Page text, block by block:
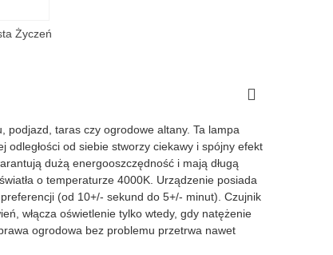
Życzeń
podjazd, taras czy ogrodowe altany. Ta lampa
od siebie stworzy ciekawy i spójny efekt
dużą energooszczędność i mają długą
o temperaturze 4000K. Urządzenie posiada
(od 10+/- sekund do 5+/- minut). Czujnik
włącza oświetlenie tylko wtedy, gdy natężenie
ogrodowa bez problemu przetrwa nawet